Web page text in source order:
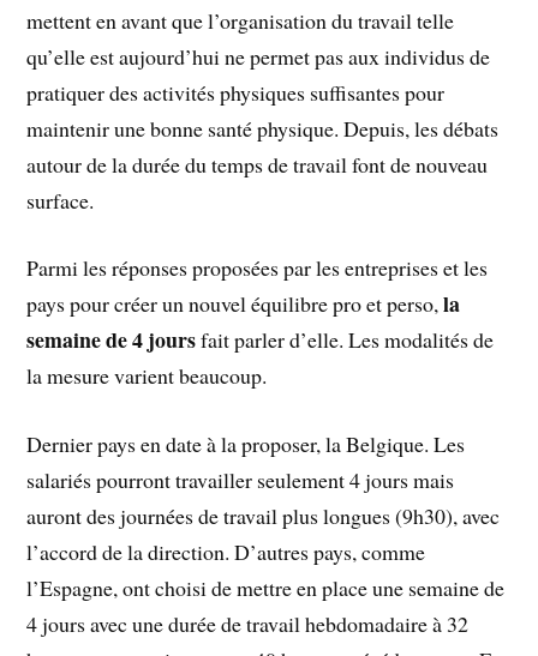
mettent en avant que l’organisation du travail telle
qu’elle est aujourd’hui ne permet pas aux individus de
pratiquer des activités physiques suffisantes pour
maintenir une bonne santé physique. Depuis, les débats
autour de la durée du temps de travail font de nouveau
surface.
Parmi les réponses proposées par les entreprises et les
pays pour créer un nouvel équilibre pro et perso,la
semaine de 4 joursfait parler d’elle. Les modalités de
la mesure varient beaucoup.
Dernier pays en date à la proposer, la Belgique. Les
salariés pourront travailler seulement 4 jours mais
auront des journées de travail plus longues (9h30), avec
l’accord de la direction. D’autres pays, comme
l’Espagne, ont choisi de mettre en place une semaine de
4 jours avec une durée de travail hebdomadaire à 32